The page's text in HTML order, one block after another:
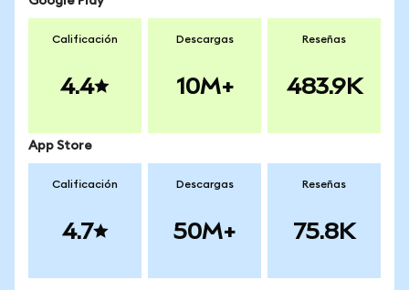
Calificación
4.4
Descargas
10M+
Reseñas
483.9K
App Store
Calificación
4.7
Descargas
50M+
Reseñas
75.8K